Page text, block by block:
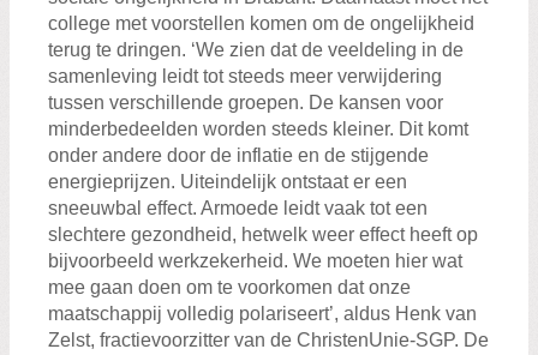
college met voorstellen komen om de ongelijkheid
terug te dringen. ‘We zien dat de veeldeling in de
samenleving leidt tot steeds meer verwijdering
tussen verschillende groepen. De kansen voor
minderbedeelden worden steeds kleiner. Dit komt
onder andere door de inflatie en de stijgende
energieprijzen. Uiteindelijk ontstaat er een
sneeuwbal effect. Armoede leidt vaak tot een
slechtere gezondheid, hetwelk weer effect heeft op
bijvoorbeeld werkzekerheid. We moeten hier wat
mee gaan doen om te voorkomen dat onze
maatschappij volledig polariseert’, aldus Henk van
Zelst, fractievoorzitter van de ChristenUnie-SGP. De